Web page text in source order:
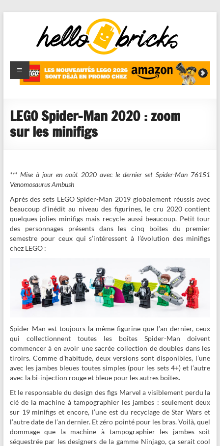
HelloBricks
Blog LEGO,
nouveaut�s
reviews
LEGO Spider-Man 2020 : zoom
sur les minifigs
*** Mise à jour en août 2020 avec le dernier set Spider-Man 76151
Venomosaurus Ambush
Après des sets LEGO Spider-Man 2019 globalement réussis avec
beaucoup d’inédit au niveau des figurines, le cru 2020 contient
quelques jolies minifigs mais recycle aussi beaucoup. Petit tour
des personnages présents dans les cinq boites du premier
semestre pour ceux qui s’intéressent à l’évolution des minifigs
chez LEGO :
Spider-Man est toujours la même figurine que l’an dernier, ceux
qui collectionnent toutes les boîtes Spider-Man doivent
commencer à en avoir une sacrée collection de doubles dans les
tiroirs. Comme d’habitude, deux versions sont disponibles, l’une
avec les jambes bleues toutes simples (pour les sets 4+) et l’autre
avec la bi-injection rouge et bleue pour les autres boites.
Et le responsable du design des figs Marvel a visiblement perdu la
clé de la machine à tampographier les jambes : seulement deux
sur 19 minifigs et encore, l’une est du recyclage de Star Wars et
l’autre date de l’an dernier. Et zéro pointé pour les bras. Voilà, quel
dommage que la machine à tampographier les jambes soit
séquestrée par les designers de la gamme Ninjago, ça serait cool